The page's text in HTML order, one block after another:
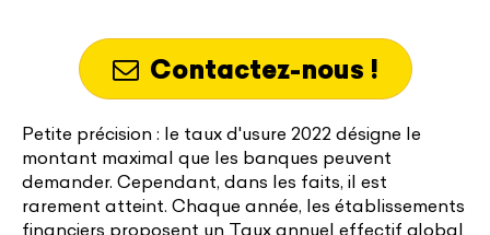
Contactez-nous !
Petite précision : le taux d'usure 2022 désigne le
montant maximal que les banques peuvent
demander. Cependant, dans les faits, il est
rarement atteint. Chaque année, les établissements
financiers proposent un Taux annuel effectif global